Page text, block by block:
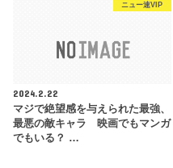
ニュー速VIP
2024.2.22
マジで絶望感を与えられた最強、
最悪の敵キャラ 映画でもマンガ
でもいる？ …